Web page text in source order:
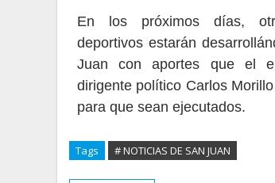
En los próximos días,
deportivos estarán
Juan con aportes que el
dirigente político Carlos
para que sean ejecutados.
Tags # NOTICIAS DE SAN JUAN